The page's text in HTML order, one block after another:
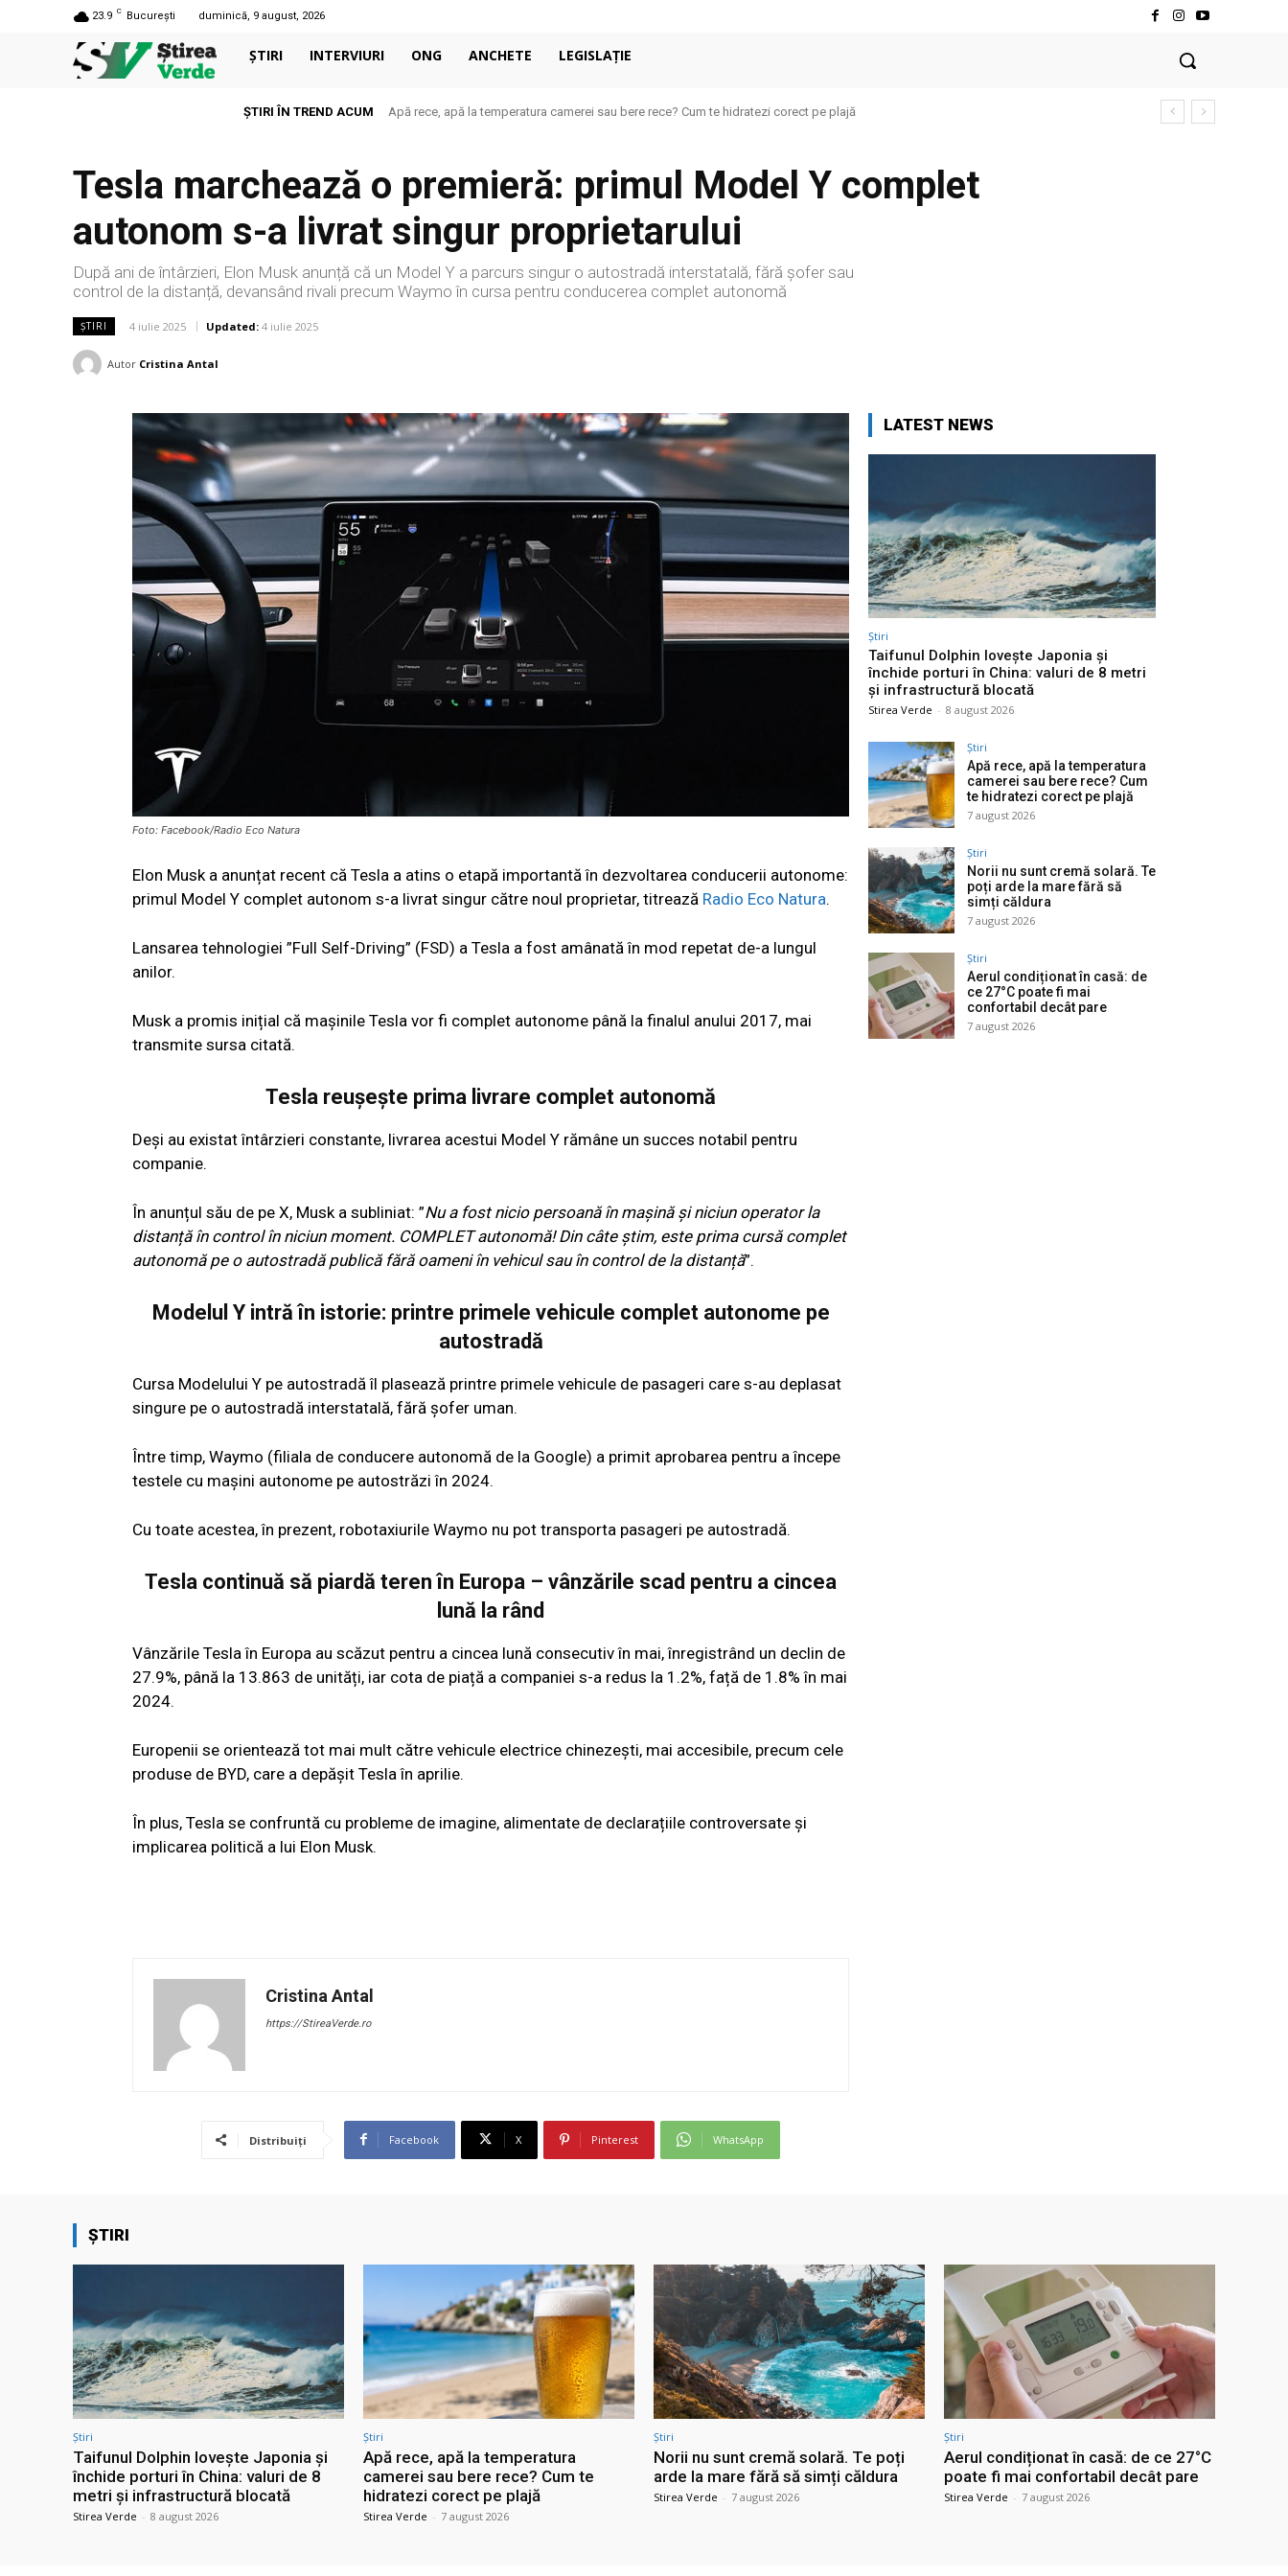
23.9 C București duminică, 9 august, 2026
ȘTIRI INTERVIURI ONG ANCHETE LEGISLAȚIE
ȘTIRI ÎN TREND ACUM Apă rece, apă la temperatura camerei sau bere rece? Cum te hidratezi corect pe plajă
Tesla marchează o premieră: primul Model Y complet
autonom s-a livrat singur proprietarului
După ani de întârzieri, Elon Musk anunță că un Model Y a parcurs singur o autostradă interstatală, fără șofer sau
control de la distanță, devansând rivali precum Waymo în cursa pentru conducerea complet autonomă
ȘTIRI 4 iulie 2025 Updated: 4 iulie 2025
Autor Cristina Antal
Foto: Facebook/Radio Eco Natura
Elon Musk a anunțat recent că Tesla a atins o etapă importantă în dezvoltarea conducerii autonome:
primul Model Y complet autonom s-a livrat singur către noul proprietar, titrează Radio Eco Natura.
Lansarea tehnologiei ”Full Self-Driving” (FSD) a Tesla a fost amânată în mod repetat de-a lungul
anilor.
Musk a promis inițial că mașinile Tesla vor fi complet autonome până la finalul anului 2017, mai
transmite sursa citată.
Tesla reușește prima livrare complet autonomă
Deși au existat întârzieri constante, livrarea acestui Model Y rămâne un succes notabil pentru
companie.
În anunțul său de pe X, Musk a subliniat: ”Nu a fost nicio persoană în mașină și niciun operator la
distanță în control în niciun moment. COMPLET autonomă! Din câte știm, este prima cursă complet
autonomă pe o autostradă publică fără oameni în vehicul sau în control de la distanță”.
Modelul Y intră în istorie: printre primele vehicule complet autonome pe
autostradă
Cursa Modelului Y pe autostradă îl plasează printre primele vehicule de pasageri care s-au deplasat
singure pe o autostradă interstatală, fără șofer uman.
Între timp, Waymo (filiala de conducere autonomă de la Google) a primit aprobarea pentru a începe
testele cu mașini autonome pe autostrăzi în 2024.
Cu toate acestea, în prezent, robotaxiurile Waymo nu pot transporta pasageri pe autostradă.
Tesla continuă să piardă teren în Europa – vânzările scad pentru a cincea
lună la rând
Vânzările Tesla în Europa au scăzut pentru a cincea lună consecutiv în mai, înregistrând un declin de
27.9%, până la 13.863 de unități, iar cota de piață a companiei s-a redus la 1.2%, față de 1.8% în mai
2024.
Europenii se orientează tot mai mult către vehicule electrice chinezești, mai accesibile, precum cele
produse de BYD, care a depășit Tesla în aprilie.
În plus, Tesla se confruntă cu probleme de imagine, alimentate de declarațiile controversate și
implicarea politică a lui Elon Musk.
Cristina Antal
https://StireaVerde.ro
Distribuiți Facebook X Pinterest WhatsApp
LATEST NEWS
Știri
Taifunul Dolphin lovește Japonia și
închide porturi în China: valuri de 8 metri
și infrastructură blocată
Stirea Verde - 8 august 2026
Știri
Apă rece, apă la temperatura
camerei sau bere rece? Cum
te hidratezi corect pe plajă
7 august 2026
Știri
Norii nu sunt cremă solară. Te
poți arde la mare fără să
simți căldura
7 august 2026
Știri
Aerul condiționat în casă: de
ce 27°C poate fi mai
confortabil decât pare
7 august 2026
ȘTIRI
Știri
Taifunul Dolphin lovește Japonia și
închide porturi în China: valuri de 8
metri și infrastructură blocată
Stirea Verde - 8 august 2026
Știri
Apă rece, apă la temperatura
camerei sau bere rece? Cum te
hidratezi corect pe plajă
Stirea Verde - 7 august 2026
Știri
Norii nu sunt cremă solară. Te poți
arde la mare fără să simți căldura
Stirea Verde - 7 august 2026
Știri
Aerul condiționat în casă: de ce 27°C
poate fi mai confortabil decât pare
Stirea Verde - 7 august 2026